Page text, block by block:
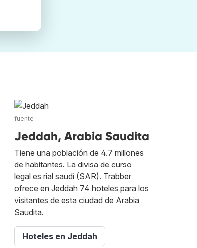
fuente
Jeddah, Arabia Saudita
Tiene una población de 4.7 millones
de habitantes. La divisa de curso
legal es rial saudí (SAR). Trabber
ofrece en Jeddah 74 hoteles para los
visitantes de esta ciudad de Arabia
Saudita.
Hoteles en Jeddah